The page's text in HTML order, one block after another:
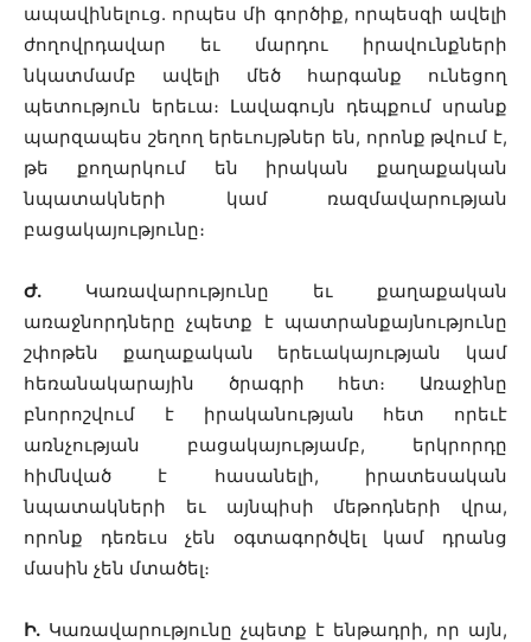
ապավինելուց. որպես մի գործիք, որպեսզի ավելի
ժողովրդավար եւ մարդու իրավունքների
նկատմամբ ավելի մեծ հարգանք ունեցող
պետություն երեւա։ Լավագույն դեպքում սրանք
պարզապես շեղող երեւույթներ են, որոնք թվում է,
թե քողարկում են իրական քաղաքական
նպատակների կամ ռազմավարության
բացակայությունը։
Ժ. Կառավարությունը եւ քաղաքական
առաջնորդները չպետք է պատրանքայնությունը
շփոթեն քաղաքական երեւակայության կամ
հեռանակարային ծրագրի հետ։ Առաջինը
բնորոշվում է իրականության հետ որեւէ
առնչության բացակայությամբ, երկրորդը
հիմնված է հասանելի, իրատեսական
նպատակների եւ այնպիսի մեթոդների վրա,
որոնք դեռեւս չեն օգտագործվել կամ դրանց
մասին չեն մտածել։
Ի. Կառավարությունը չպետք է ենթադրի, որ այն,